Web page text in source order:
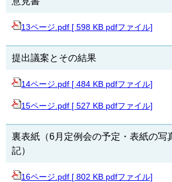
13ページ.pdf [ 598 KB pdfファイル]
提出議案とその結果
14ページ.pdf [ 484 KB pdfファイル]
15ページ.pdf [ 527 KB pdfファイル]
裏表紙（6月定例会の予定・表紙の写
記）
16ページ.pdf [ 802 KB pdfファイル]